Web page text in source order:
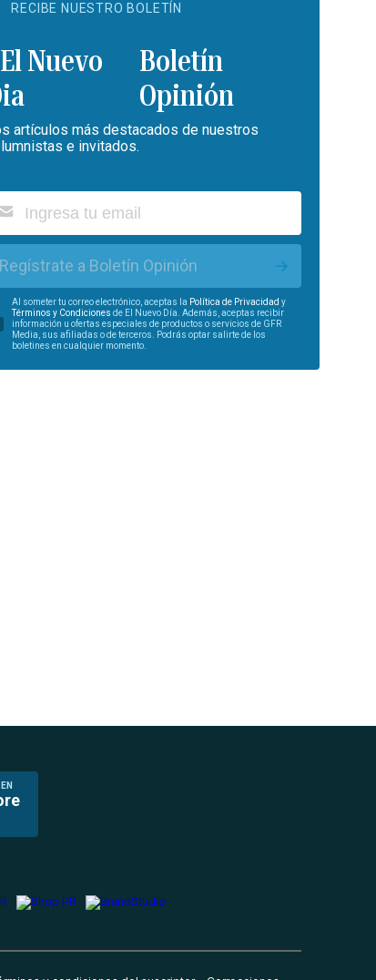
RECIBE NUESTRO BOLETÍN
Boletín
Opinión
artículos más destacados de nuestros
e invitados.
Regístrate a Boletín Opinión
Al someter tu correo electrónico, aceptas la Política de Privacidad y
Términos y Condiciones de El Nuevo Día. Además, aceptas recibir
información u ofertas especiales de productos o servicios de GFR
Media, sus afiliadas o de terceros. Podrás optar salirte de los
boletines en cualquier momento.